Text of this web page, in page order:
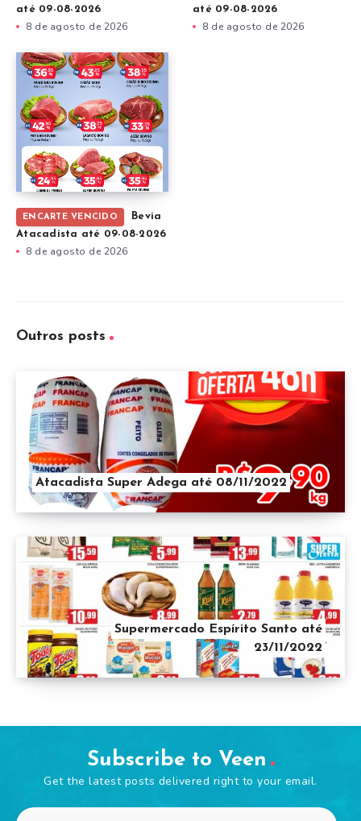
até 09-08-2026
8 de agosto de 2026
até 09-08-2026
8 de agosto de 2026
ENCARTE VENCIDO
Bevia
Atacadista até 09-08-2026
8 de agosto de 2026
Outros posts
Atacadista Super Adega até 08/11/2022
Supermercado Espírito Santo até
23/11/2022
Subscribe to Veen
Get the latest posts delivered right to your email.